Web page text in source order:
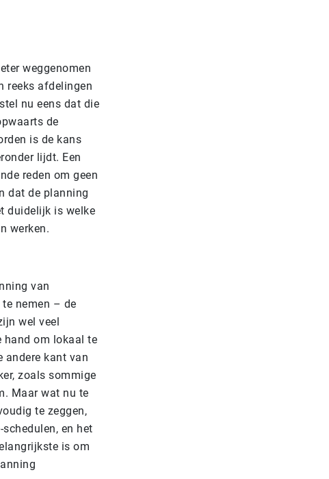
weggenomen
reeks afdelingen
nu eens dat die
de
is de kans
lijdt. Een
reden om geen
dat de planning
duidelijk is welke
werken.
van
nemen – de
wel veel
hand om lokaal te
andere kant van
zoals sommige
Maar wat nu te
te zeggen,
en het
is om